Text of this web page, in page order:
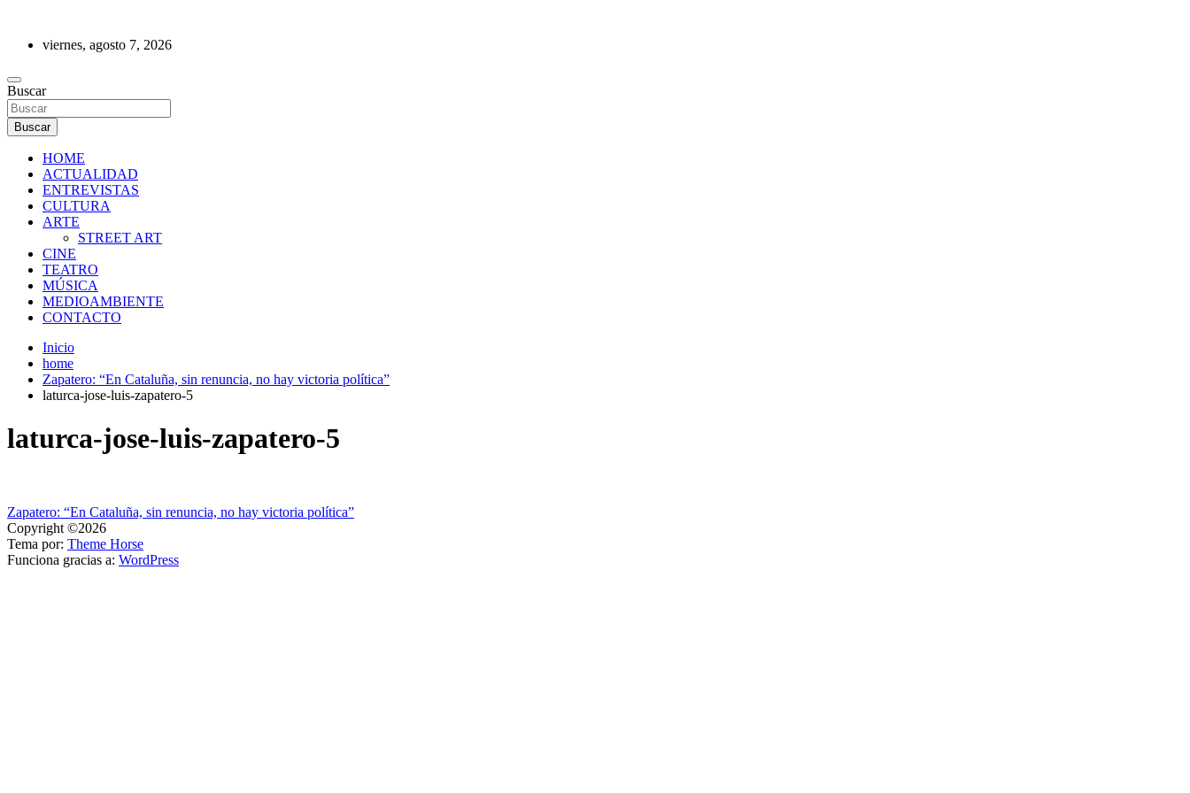
contenidoviernes, agosto 7, 2026
REVISTA DE PRENSA
Buscar
Buscar
HOME
ACTUALIDAD
ENTREVISTAS
CULTURA
ARTE
STREET ART
CINE
TEATRO
MÚSICA
MEDIOAMBIENTE
CONTACTO
Inicio
home
Zapatero: “En Cataluña, sin renuncia, no hay victoria política”
laturca-jose-luis-zapatero-5
laturca-jose-luis-zapatero-5
Navegación
de
entradas
Zapatero: “En Cataluña, sin renuncia, no hay victoria política”
Copyright ©2026
Tema por: Theme Horse
Funciona gracias a: WordPress